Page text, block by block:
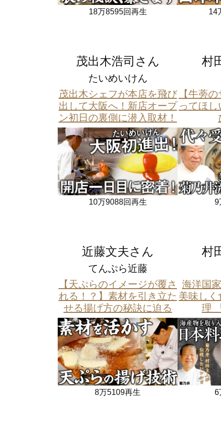
18万8595回再生 14
茂出木浩司さん
たいめいけん
茂出木シェフが本店を飛び
出して大阪へ！新店オープ
ン初日の裏側に潜入取材！
10万9088回再生
村
【牛蒡
ってほ
9
近藤文夫さん
てんぷら近藤
【天ぷらのイメージが覆さ
れる！？】素材を引き立た
せる揚げ方の秘訣に迫る
8万5109再生
村
海洋国
美味し
理
6